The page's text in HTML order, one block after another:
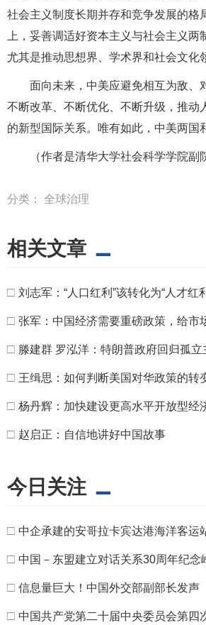
社会主义制度长期并存和竞争发展的
上，妥善调适好资本主义与社会主义
尤其是推动思想界、学术界和社会文
面向未来，中美应避免相互为敌、
不断改革、不断优化、不断升级，推
的新型国际关系。唯有如此，中美两国
（作者是清华大学社会科学学院
分类： 全球治理
相关文章
□ 刘志军：“人口红利”该转化为“人才红
□ 张军：中国经济需要重磅政策，给市
□ 滕建群 罗泓洋：特朗普政府回归孤
□ 王缉思：如何判断美国对华政策的转
□ 杨丹辉：加快建设更高水平开放型经
□ 赵启正：自信地讲好中国故事
今日关注
□ 中企承建的安哥拉卡宾达港海洋客运
□ 中国－东盟建立对话关系30周年纪念
□ 信息量巨大！中国外交部副部长发声
□ 中国共产党第二十届中央委员会第四